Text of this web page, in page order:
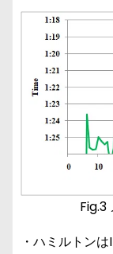
Fig.3
・ハミルトン